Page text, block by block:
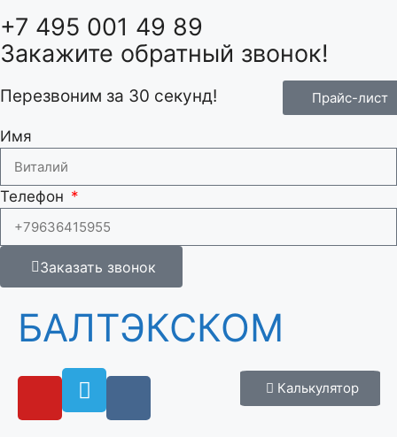
+7 495 001 49 89
Закажите обратный звонок!
Перезвоним за 30 секунд!
Имя
Телефон
Заказать звонок
Калькулятор
Прайс-лист
БАЛТЭКСКОМ